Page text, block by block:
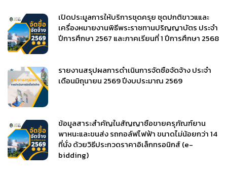
เปิดประมูลการให้บริการชุดครุย ชุดปกติขาวแและ
เครื่องหมายงานพิธีพระราชทานปริญญาบัตร ประจำ
ปีการศึกษา 2567 และภาคเรียนที่ 1 ปีการศึกษา 2568
รายงานสรุปผลการดำเนินการจัดซื้อจัดจ้าง ประจำ
เดือนมิถุนายน 2569 ปีงบประมาณ 2569
ข้อมูลสาระสำคัญในสัญญาซื้อขายครุภัณฑ์ยาน
พาหนะและขนส่ง รถกอล์ฟไฟฟ้า ขนาดไม่น้อยกว่า 14
ที่นั่ง ด้วยวิธีประกวดราคาอิเล็กทรอนิกส์ (e-
bidding)